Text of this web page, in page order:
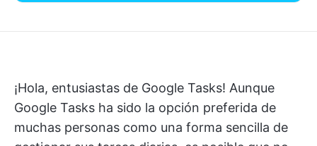
¡Hola, entusiastas de Google Tasks! Aunque
Google Tasks ha sido la opción preferida de
muchas personas como una forma sencilla de